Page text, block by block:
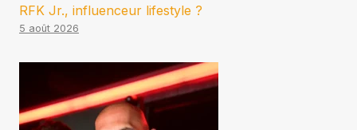
RFK Jr., influenceur lifestyle ?
5 août 2026